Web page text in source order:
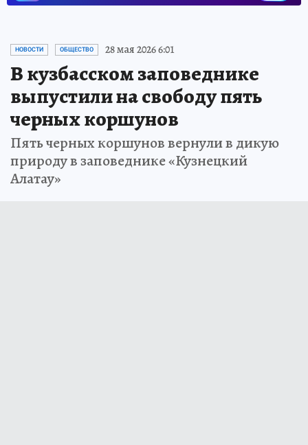
НОВОСТИ ОБЩЕСТВО 28 мая 2026 6:01
В кузбасском заповеднике
выпустили на свободу пять
черных коршунов
Пять черных коршунов вернули в дикую
природу в заповеднике «Кузнецкий
Алатау»